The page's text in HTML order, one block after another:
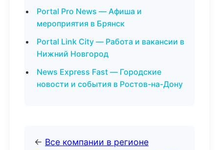
Portal Pro News — Афиша и
мероприятия в Брянск
Portal Link City — Работа и вакансии в
Нижний Новгород
News Express Fast — Городские
новости и события в Ростов-на-Дону
← Все компании в регионе